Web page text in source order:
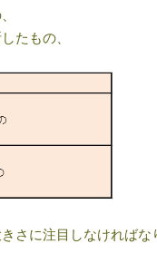
たもの、
さに注目しなければな